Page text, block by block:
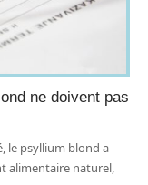
ne doivent pas
le psyllium blond a
alimentaire naturel,